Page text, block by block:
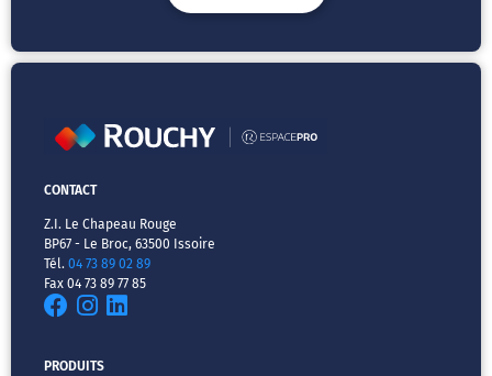
CONTACT
Z.I. Le Chapeau Rouge
BP67 - Le Broc, 63500 Issoire
Tél. 04 73 89 02 89
Fax 04 73 89 77 85
PRODUITS